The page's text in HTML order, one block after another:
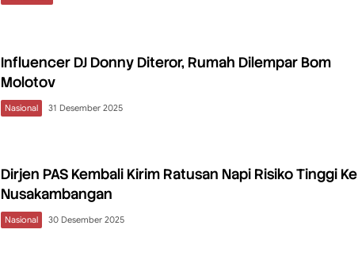
Influencer DJ Donny Diteror, Rumah Dilempar Bom
Molotov
Nasional 31 Desember 2025
Dirjen PAS Kembali Kirim Ratusan Napi Risiko Tinggi Ke
Nusakambangan
Nasional 30 Desember 2025